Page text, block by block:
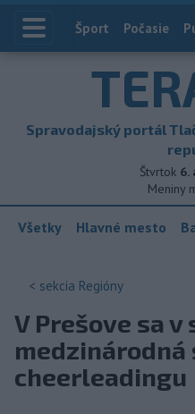
Index
Šport Počasie
Spravodajský portál
Štvrtok 6.
Meniny
Všetky Hlavné mesto
< sekcia Regióny
V Prešove sa v
medzinárodná
cheerleadingu